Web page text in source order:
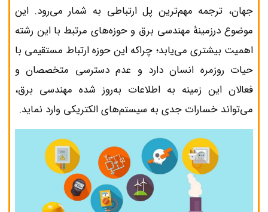
جهان، ترجمه مهم‌ترین پل ارتباطی به شمار می‌رود. این
موضوع درزمینهٔ مهندسی برق و حوزه‌های مرتبط با این رشته
اهمیت بیشتری می‌یابد؛ چراکه این حوزه ارتباط مستقیمی با
حیات روزمره انسان دارد و عدم دسترسی متخصصان و
فعالان این زمینه به اطلاعات به‌روز شده مهندسی برق،
می‌تواند خسارات جدی به سیستم‌های الکتریکی وارد نماید.